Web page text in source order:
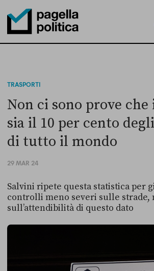
Pagella Politica Logo
TRASPORTI
Non ci sono prove
sia il 10 per cento
di tutto il mondo
29 MAR 24
Salvini ripete questa statistica per
controlli meno severi sulle strade,
sull’attendibilità di questo dato